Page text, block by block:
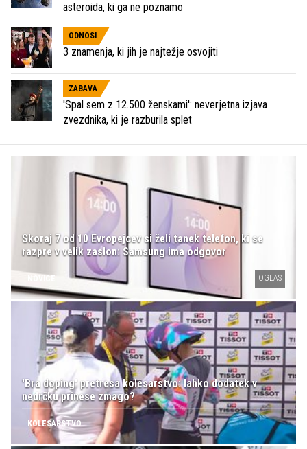
asteroida, ki ga ne poznamo
ODNOSI
3 znamenja, ki jih je najtežje osvojiti
ZABAVA
'Spal sem z 12.500 ženskami': neverjetna izjava
zvezdnika, ki je razburila splet
Skoraj 7 od 10 Evropejcev si želi tanek telefon, ki se
razpre v velik zaslon: Samsung ima odgovor
OGLAS
'Bra doping' pretresa kolesarstvo: lahko dodatek v
nedrčku prinese zmago?
KOLESARSTVO